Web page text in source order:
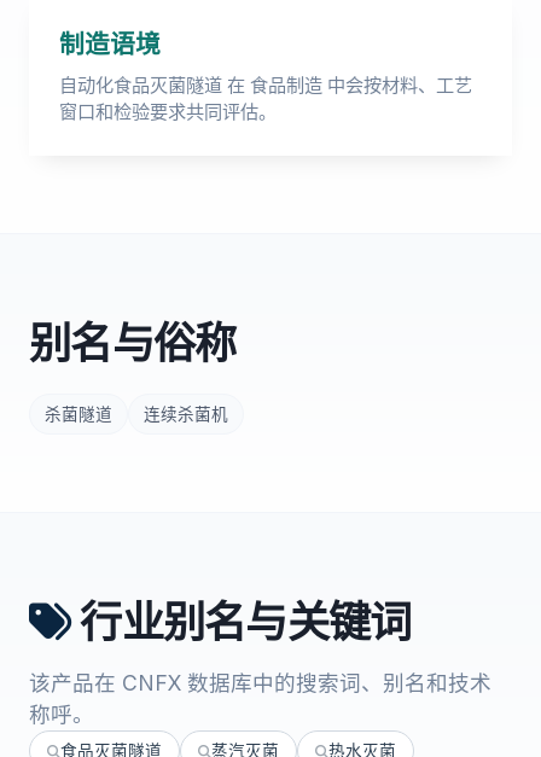
制造语境
自动化食品灭菌隧道 在 食品制造 中会按材料、工艺
窗口和检验要求共同评估。
别名与俗称
杀菌隧道 连续杀菌机
行业别名与关键词
该产品在 CNFX 数据库中的搜索词、别名和技术
称呼。
食品灭菌隧道 蒸汽灭菌 热水灭菌